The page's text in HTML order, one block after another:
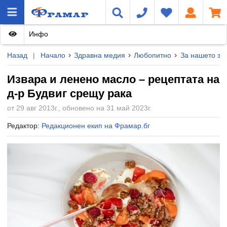
Назад | Начало Здравна медия Любопитно За нашето
Извара и ленено масло – рецептата на
д-р Будвиг срещу рака
от 29 авг 2013г., обновено на 31 май 2023г.
Редактор: Редакционен екип на Фрамар.бг
Инфо